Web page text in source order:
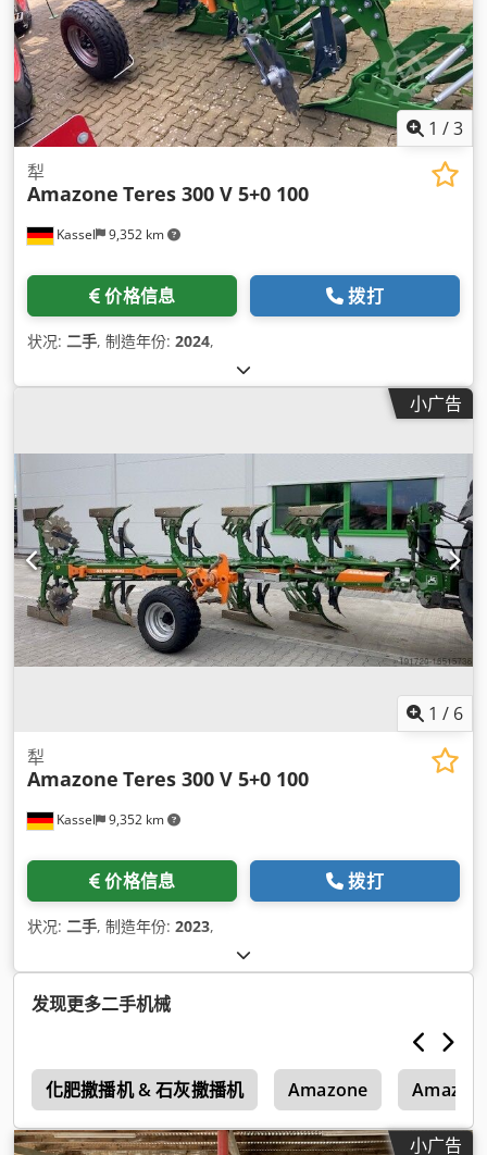
1 /3
Kassel 9,352 km
犁
Amazone Teres 300 V 5+0 100
价格信息 拨打
状况: 二手, 制造年份: 2024,
小广告
1 / 6
Kassel 9,352 km
犁
Amazone Teres 300 V 5+0 100
价格信息 拨打
状况: 二手, 制造年份: 2023,
发现更多二手机械
化肥撒播机 & 石灰撒播机 Amazone
小广告